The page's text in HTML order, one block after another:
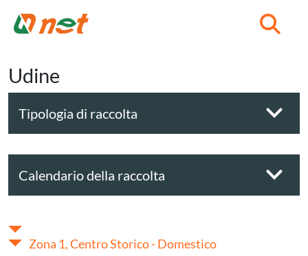
Udine
Tipologia di raccolta
Calendario della raccolta
Zona 1, Centro Storico - Domestico